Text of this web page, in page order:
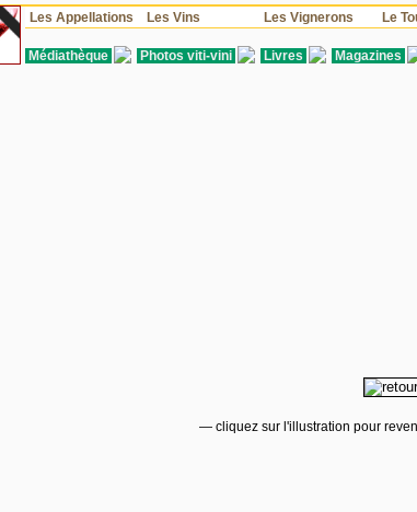
Les Appellations Les Vins Les Vignerons Le
Médiathèque Photos viti-vini Livres Magazines
— cliquez sur l'illustration pour